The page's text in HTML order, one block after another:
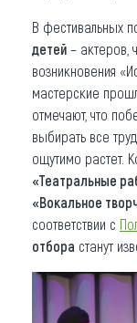
В фестивальных
детей – актеров,
возникновения
мастерские
отмечают, что
выбирать все
ощутимо растет.
«Театральные
«Вокальное
соответствии с
отбора станут